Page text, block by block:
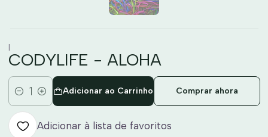
|
CODYLIFE - ALOHA
Quantidade
Adicionar ao Carrinho Comprar ahora
Adicionar à lista de favoritos